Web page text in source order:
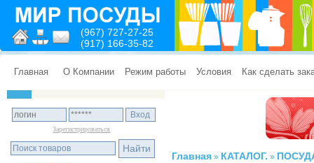
(967) 727-27-25
(917) 166-35-82
Главная О Компании Режим работы Условия Как сделать
Зарегистрироваться
Главная » КАТАЛОГ. »